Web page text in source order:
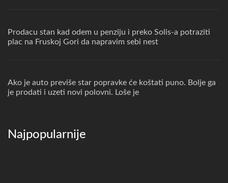
Prodacu stan kad odem u penziju i preko Solis-a potraziti
plac na Fruskoj Gori da napravim sebi nest
Ako je auto previše star popravke će koštati puno. Bolje ga
je prodati i uzeti novi polovni. Loše je
Najpopularnije